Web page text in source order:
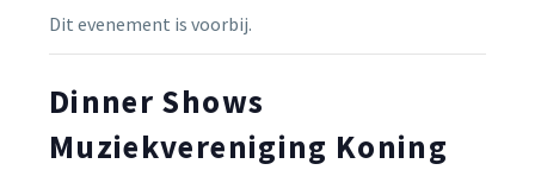
Dit evenement is voorbij.
Dinner Shows
Muziekvereniging Koning